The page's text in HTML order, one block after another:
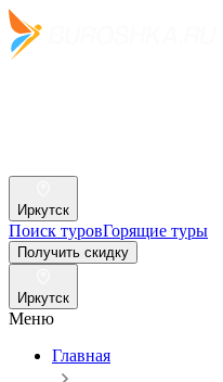
Иркутск
Поиск туровГорящие туры
Получить скидку
Иркутск
Меню
Главная